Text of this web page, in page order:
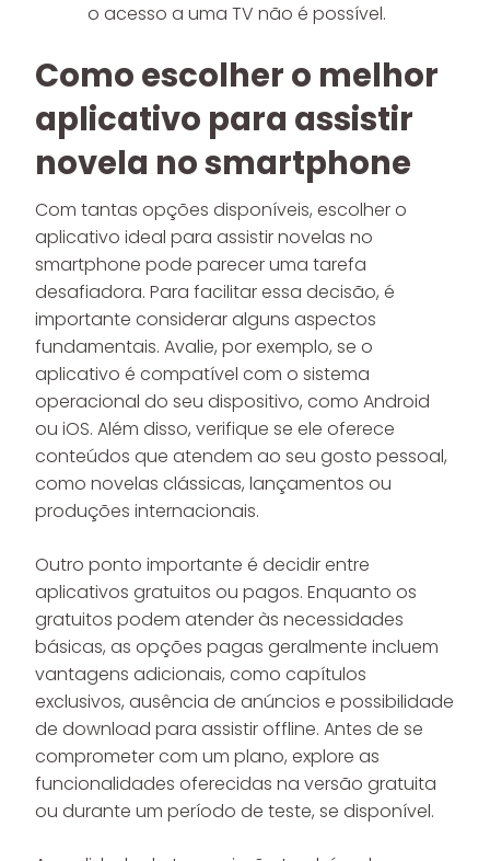
o acesso a uma TV não é possível.
Como escolher o melhor
aplicativo para assistir
novela no smartphone
Com tantas opções disponíveis, escolher o
aplicativo ideal para assistir novelas no
smartphone pode parecer uma tarefa
desafiadora. Para facilitar essa decisão, é
importante considerar alguns aspectos
fundamentais. Avalie, por exemplo, se o
aplicativo é compatível com o sistema
operacional do seu dispositivo, como Android
ou iOS. Além disso, verifique se ele oferece
conteúdos que atendem ao seu gosto pessoal,
como novelas clássicas, lançamentos ou
produções internacionais.
Outro ponto importante é decidir entre
aplicativos gratuitos ou pagos. Enquanto os
gratuitos podem atender às necessidades
básicas, as opções pagas geralmente incluem
vantagens adicionais, como capítulos
exclusivos, ausência de anúncios e possibilidade
de download para assistir offline. Antes de se
comprometer com um plano, explore as
funcionalidades oferecidas na versão gratuita
ou durante um período de teste, se disponível.